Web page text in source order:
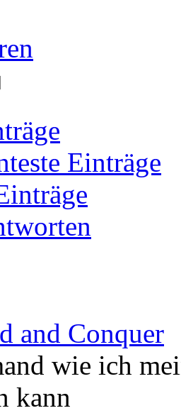
Einträge
and Conquer
wie ich
kann